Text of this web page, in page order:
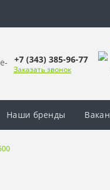
+7 (343) 385-96-77
Заказать звонок
Наши бренды